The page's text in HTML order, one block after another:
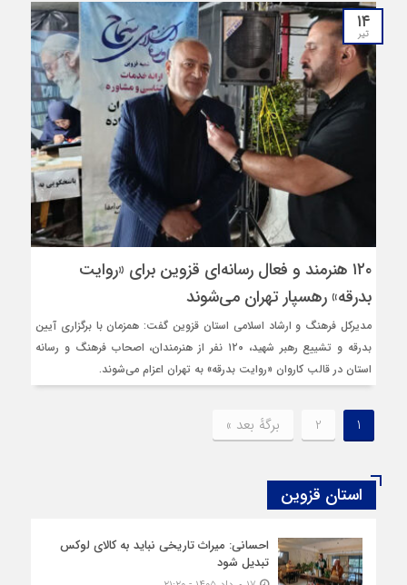
۱۴
تیر
۱۲۰ هنرمند و فعال رسانه‌ای قزوین برای «روایت
بدرقه» رهسپار تهران می‌شوند
مدیرکل فرهنگ و ارشاد اسلامی استان قزوین گفت: همزمان با برگزاری آیین
بدرقه و تشییع رهبر شهید، ۱۲۰ نفر از هنرمندان، اصحاب فرهنگ و رسانه
استان در قالب کاروان «روایت بدرقه» به تهران اعزام می‌شوند.
1
2 برگهٔ بعد »
استان قزوین
احسانی: میراث تاریخی نباید به کالای لوکس
تبدیل شود